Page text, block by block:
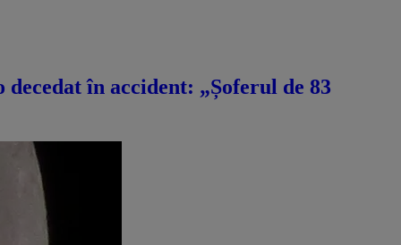
în accident: „Șoferul de 83